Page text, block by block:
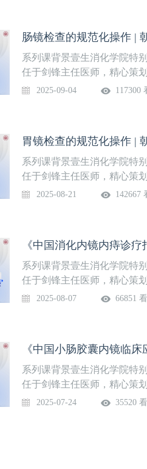
化内科课程详情
肠镜检查的规范化操作 |
系列课背景壹生消化学院特
任于剑锋主任医师，精心策
读、消化内镜指南精粹分享
详情
2025-09-04 117300
胃镜检查的规范化操作 |
系列课背景壹生消化学院特
任于剑锋主任医师，精心策
读、消化内镜指南精粹分享
情
2025-08-21 142667
系列课背景壹生消化学院特
任于剑锋主任医师，精心策
读、消化内镜指南精粹分享
师北京市平谷区医院消化内
课程详情
2025-08-07 66851
系列课背景壹生消化学院特
任于剑锋主任医师，精心策
读、消化内镜指南精粹分享
2025-07-24 35520